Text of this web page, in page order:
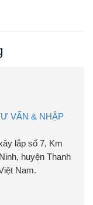
VẤN & NHẬP
lắp số 7, Km
huyện Thanh
Nam.